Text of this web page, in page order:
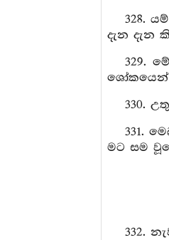
328.
දැන දැන
329.
ශෝකයෙන්
330.
331.
මට සම
332.